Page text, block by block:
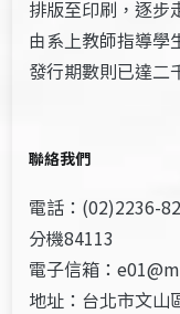
排版至印刷，逐步
由系上教師指導學
發行期數則已達二
聯絡我們
電話：(02)2236-
分機84113
電子信箱：
地址：台北市文山